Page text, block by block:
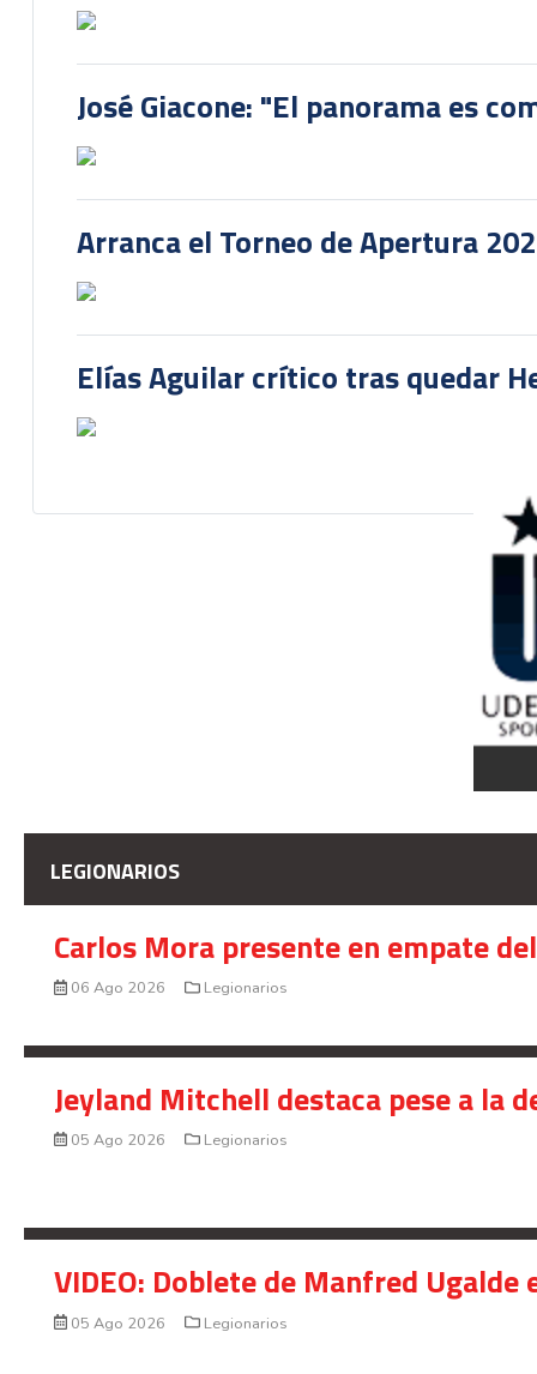
José Giacone: "El panorama es
Arranca el Torneo de Apertura
Elías Aguilar crítico tras quedar
LEGIONARIOS
Carlos Mora presente en empate
06 Ago 2026 Legionarios
Jeyland Mitchell destaca pese a la
05 Ago 2026 Legionarios
VIDEO: Doblete de Manfred
05 Ago 2026 Legionarios